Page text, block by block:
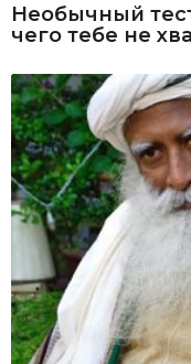
Необычный
чего тебе не